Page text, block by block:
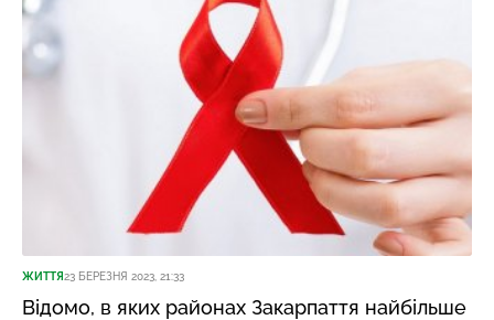
ЖИТТЯ23 БЕРЕЗНЯ 2023, 21:33
Відомо, в яких районах Закарпаття найбільше